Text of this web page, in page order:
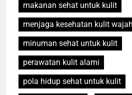
makanan sehat untuk kulit
menjaga kesehatan kulit wajah
minuman sehat untuk kulit
perawatan kulit alami
pola hidup sehat untuk kulit